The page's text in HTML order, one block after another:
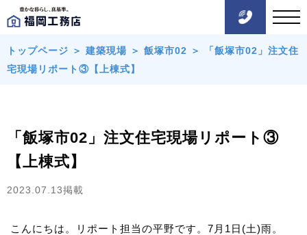
トップページ ＞ 建築現場 ＞ 飯塚市02 ＞
「飯塚市02」注文住
宅現場リポート③【上棟式】
「飯塚市02」注文住宅現場リポート③
【上棟式】
2023.07.13掲載
こんにちは。リポート担当の平野です。7月1日(土)雨。